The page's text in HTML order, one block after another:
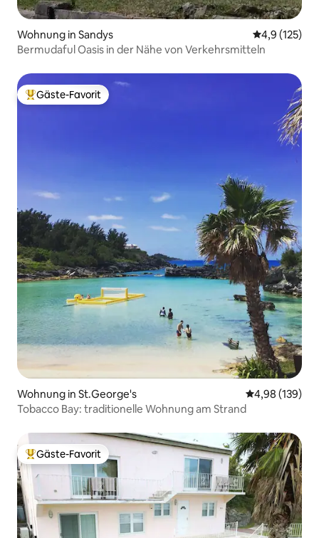
Wohnung in Sandys
4,9 (125)
Bermudaful Oasis in der Nähe von Verkehrsmitteln
Beliebter Gäste-Favorit.
Gäste-Favorit
Wohnung in St.George's
4,98 (139)
Tobacco Bay: traditionelle Wohnung am Strand
Beliebter Gäste-Favorit.
Gäste-Favorit